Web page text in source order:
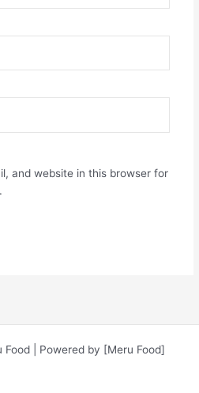
and website in this browser for
| Powered by [Meru Food]